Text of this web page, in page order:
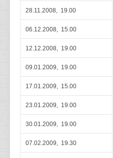
28.11.2008, 19.00
06.12.2008, 15.00
12.12.2008, 19.00
09.01.2009, 19.00
17.01.2009, 15.00
23.01.2009, 19.00
30.01.2009, 19.00
07.02.2009, 19.30